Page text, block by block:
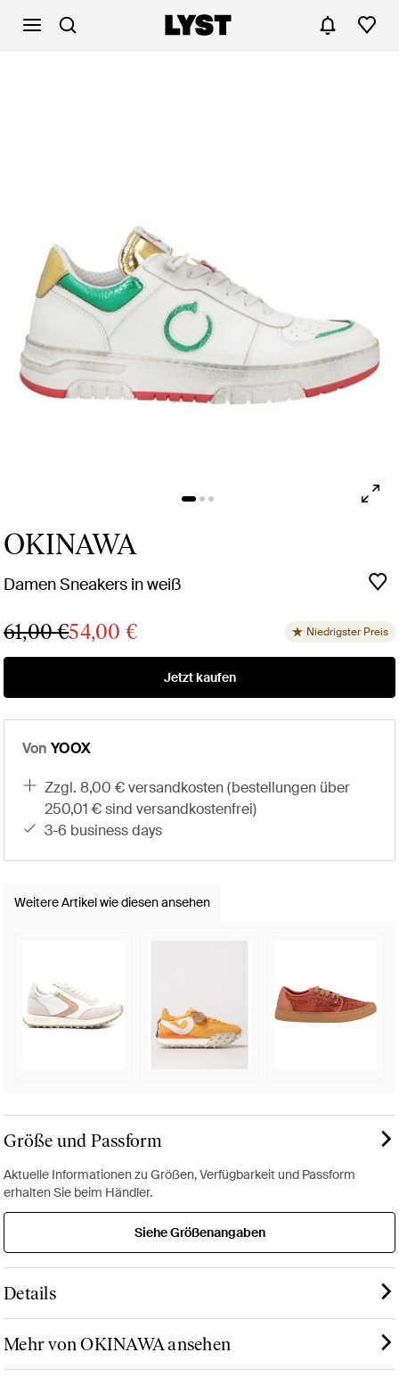
OKINAWA
Damen Sneakers in weiß
61,00 €54,00 € Niedrigster Preis
Jetzt kaufen
Von YOOX
zzgl. 8,00 € versandkosten (bestellungen über
250,01 € sind versandkostenfrei)
3-6 business days
Weitere Artikel wie diesen ansehen
Größe und Passform
Aktuelle Informationen zu Größen, Verfügbarkeit und Passform
erhalten Sie beim Händler.
Siehe Größenangaben
Details
Mehr von OKINAWA ansehen